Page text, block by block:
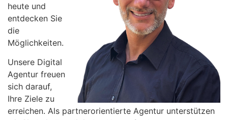
heute und
entdecken Sie
die
Möglichkeiten.
Unsere Digital
Agentur freuen
sich darauf,
Ihre Ziele zu
erreichen. Als partnerorientierte Agentur unterstützen